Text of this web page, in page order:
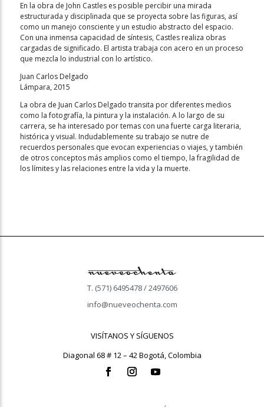
En la obra de John Castles es posible percibir una mirada
estructurada y disciplinada que se proyecta sobre las figuras, así
como un manejo consciente y un estudio abstracto del espacio.
Con una inmensa capacidad de síntesis, Castles realiza obras
cargadas de significado. El artista trabaja con acero en un proceso
que mezcla lo industrial con lo artístico.
Juan Carlos Delgado
Lámpara, 2015
La obra de Juan Carlos Delgado transita por diferentes medios
como la fotografía, la pintura y la instalación. A lo largo de su
carrera, se ha interesado por temas con una fuerte carga literaria,
histórica y visual. Indudablemente su trabajo se nutre de
recuerdos personales que evocan experiencias o viajes, y también
de otros conceptos más amplios como el tiempo, la fragilidad de
los límites y las relaciones entre la vida y la muerte.
T. (571) 6495478 / 2497606
info@nueveochenta.com
VISÍTANOS Y SÍGUENOS
Diagonal 68 # 12 – 42 Bogotá, Colombia